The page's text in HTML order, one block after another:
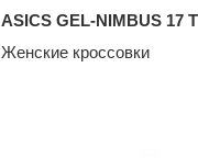
ASICS GEL-NIMBUS 17
Женские кроссовки